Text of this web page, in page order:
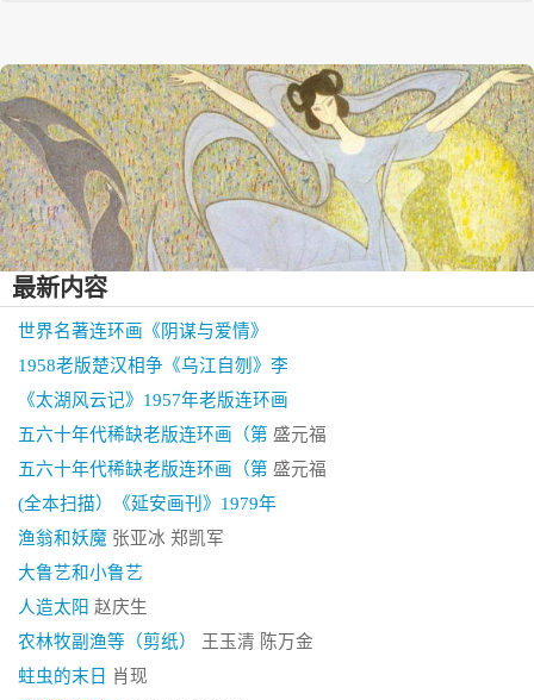
最新内容
世界名著连环画《阴谋与爱情》
1958老版楚汉相争《乌江自刎》李
《太湖风云记》1957年老版连环画
五六十年代稀缺老版连环画（第 盛元福
五六十年代稀缺老版连环画（第 盛元福
(全本扫描）《延安画刊》1979年
渔翁和妖魔 张亚冰 郑凯军
大鲁艺和小鲁艺
人造太阳 赵庆生
农林牧副渔等（剪纸）
王玉清 陈万金
蛀虫的末日
肖现